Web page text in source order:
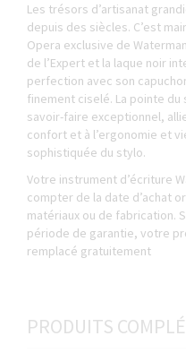
Les trésors d’artisanat
depuis des siècles. C’est
Opera exclusive de
de l’Expert et la laque noir
perfection avec son
finement ciselé. La pointe
savoir-faire exceptionnel,
confort et à l’ergonomie et
sophistiquée du stylo.
Votre instrument d’écriture
compter de la date d’achat
matériaux ou de fabrication.
période de garantie, votre
remplacé gratuitement
PRODUITS